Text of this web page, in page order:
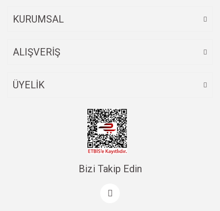
KURUMSAL
ALIŞVERİŞ
ÜYELİK
Bizi Takip Edin